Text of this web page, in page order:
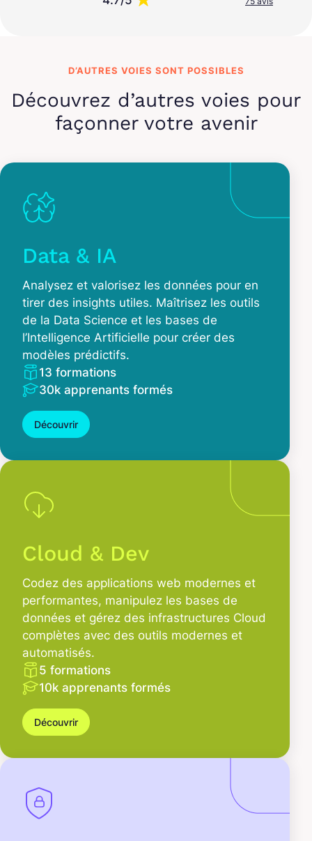
D’AUTRES VOIES SONT POSSIBLES
Découvrez d’autres voies pour
façonner votre avenir
Data & IA
Analysez et valorisez les données pour en
tirer des insights utiles. Maîtrisez les outils
de la Data Science et les bases de
l’Intelligence Artificielle pour créer des
modèles prédictifs.
13 formations
30k apprenants formés
Découvrir
Cloud & Dev
Codez des applications web modernes et
performantes, manipulez les bases de
données et gérez des infrastructures Cloud
complètes avec des outils modernes et
automatisés.
5 formations
10k apprenants formés
Découvrir